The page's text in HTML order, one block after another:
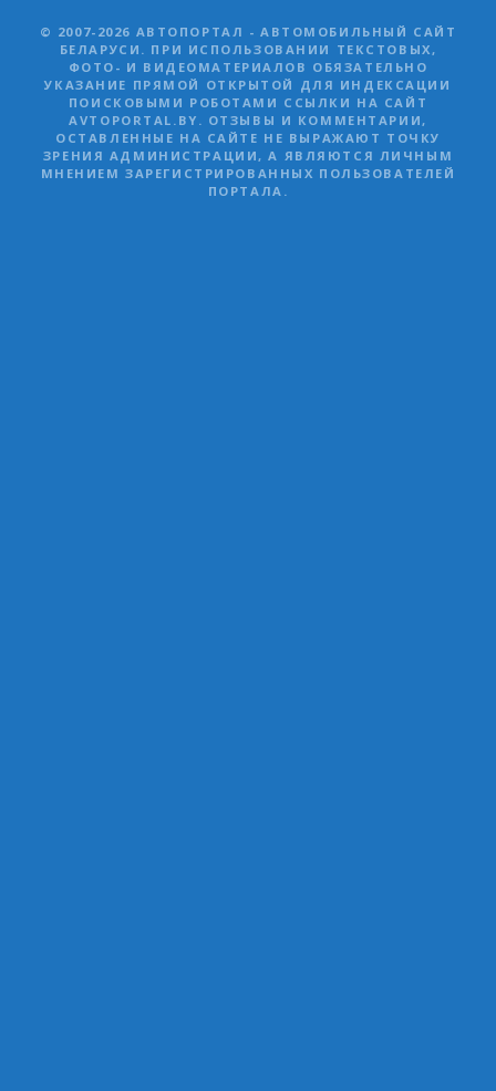
© 2007-2026 АВТОПОРТАЛ - АВТОМОБИЛЬНЫЙ САЙТ
БЕЛАРУСИ. ПРИ ИСПОЛЬЗОВАНИИ ТЕКСТОВЫХ,
ФОТО- И ВИДЕОМАТЕРИАЛОВ ОБЯЗАТЕЛЬНО
УКАЗАНИЕ ПРЯМОЙ ОТКРЫТОЙ ДЛЯ ИНДЕКСАЦИИ
ПОИСКОВЫМИ РОБОТАМИ ССЫЛКИ НА САЙТ
AVTOPORTAL.BY. ОТЗЫВЫ И КОММЕНТАРИИ,
ОСТАВЛЕННЫЕ НА САЙТЕ НЕ ВЫРАЖАЮТ ТОЧКУ
ЗРЕНИЯ АДМИНИСТРАЦИИ, А ЯВЛЯЮТСЯ ЛИЧНЫМ
МНЕНИЕМ ЗАРЕГИСТРИРОВАННЫХ ПОЛЬЗОВАТЕЛЕЙ
ПОРТАЛА.